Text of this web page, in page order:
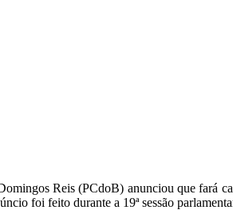
Reis (PCdoB) anunciou que fará
foi feito durante a 19ª sessão